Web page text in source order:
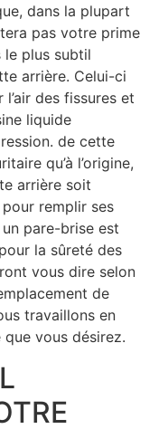
dans la plupart
pas votre prime
le plus subtil
arrière. Celui-ci
des fissures et
liquide
de cette
qu’à l’origine,
arrière soit
remplir ses
pare-brise est
la sûreté des
vous dire selon
de
travaillons en
que vous désirez.